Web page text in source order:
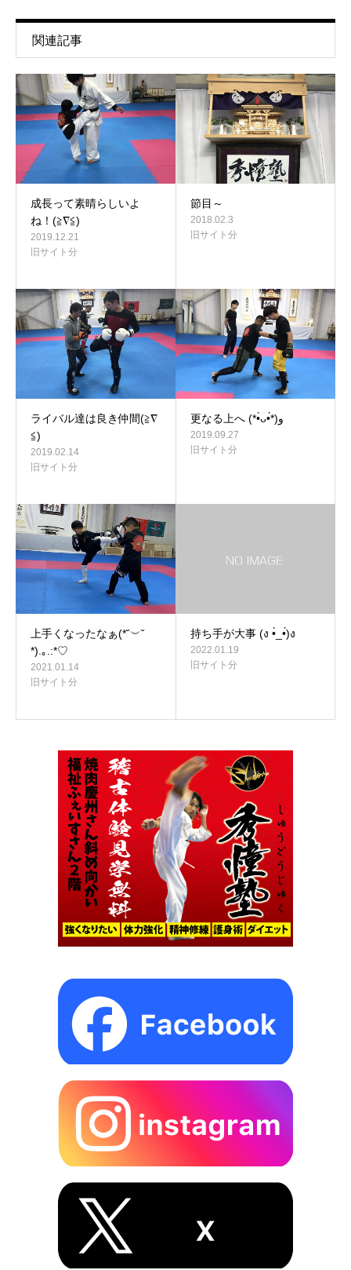
関連記事
成長って素晴らしいよ
ね！(≧∇≦)
2019.12.21
旧サイト分
節目～
2018.02.3
旧サイト分
ライバル達は良き仲間(≧∇
≦)
2019.02.14
旧サイト分
更なる上へ (*•̀ᴗ•́*)و
2019.09.27
旧サイト分
上手くなったなぁ(*˘︶˘
*).｡.:*♡
2021.01.14
旧サイト分
持ち手が大事 (ง •̀_•́)ง
2022.01.19
旧サイト分